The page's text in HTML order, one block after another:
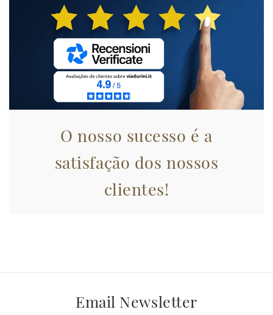
raccolto dal suo utilizzo dei loro servizi.
O nosso sucesso é a
satisfação dos nossos
clientes!
Email Newsletter